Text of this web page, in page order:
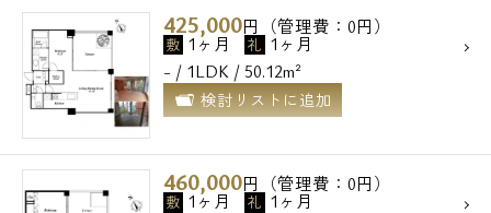
425,000円（管理費：0円）
敷 1ヶ月 礼 1ヶ月
- / 1LDK / 50.12m²
検討リストに追加
460,000円（管理費：0円）
敷 1ヶ月 礼 1ヶ月